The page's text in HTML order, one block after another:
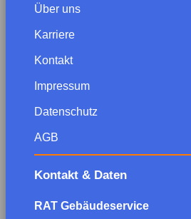
Über uns
Karriere
Kontakt
Impressum
Datenschutz
AGB
Kontakt & Daten
RAT Gebäudeservice